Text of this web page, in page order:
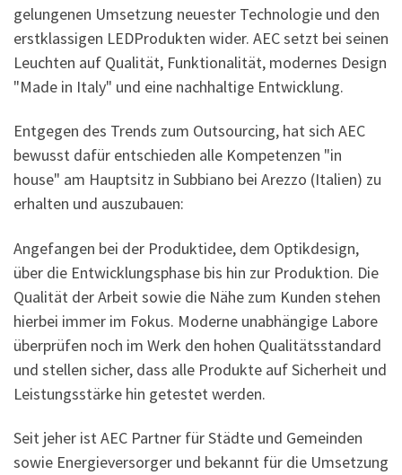
gelungenen Umsetzung neuester Technologie und den
erstklassigen LEDProdukten wider. AEC setzt bei seinen
Leuchten auf Qualität, Funktionalität, modernes Design
"Made in Italy" und eine nachhaltige Entwicklung.
Entgegen des Trends zum Outsourcing, hat sich AEC
bewusst dafür entschieden alle Kompetenzen "in
house" am Hauptsitz in Subbiano bei Arezzo (Italien) zu
erhalten und auszubauen:
Angefangen bei der Produktidee, dem Optikdesign,
über die Entwicklungsphase bis hin zur Produktion. Die
Qualität der Arbeit sowie die Nähe zum Kunden stehen
hierbei immer im Fokus. Moderne unabhängige Labore
überprüfen noch im Werk den hohen Qualitätsstandard
und stellen sicher, dass alle Produkte auf Sicherheit und
Leistungsstärke hin getestet werden.
Seit jeher ist AEC Partner für Städte und Gemeinden
sowie Energieversorger und bekannt für die Umsetzung